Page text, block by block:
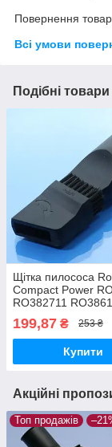
Повернення
Всі умови
Подібні товари
Щітка пилососа
Compact Power
RO382711
поворотна 120° з
пластик
199,87 ₴ 253 ₴
Купити
Акційні
Топ продажів